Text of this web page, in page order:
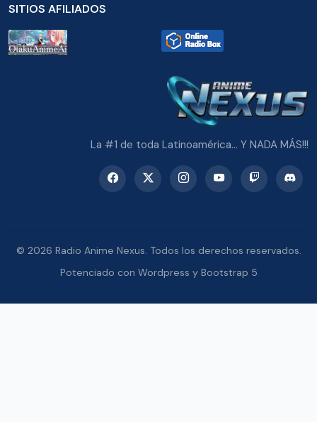
SITIOS AFILIADOS
La #1 de toda Latinoamérica... Y NADA MÁS!!!
© 2026 Radio Anime Nexus. Todos los derechos reservados.
Potenciado con Wordpress y Bootstrap 5